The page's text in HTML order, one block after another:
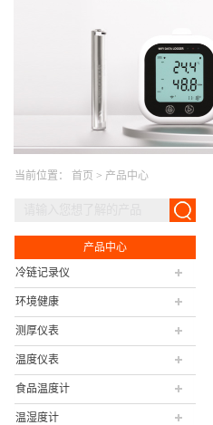
当前位置： 首页 > 产品中心
产品中心
冷链记录仪
环境健康
测厚仪表
温度仪表
食品温度计
温湿度计